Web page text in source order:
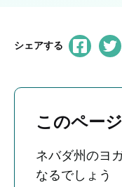
シェアする
このページ
ネバダ州のヨ
なるでしょう